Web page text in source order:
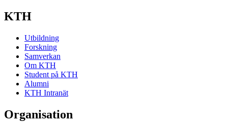
KTH
Utbildning
Forskning
Samverkan
Om KTH
Student på KTH
Alumni
KTH Intranät
Organisation